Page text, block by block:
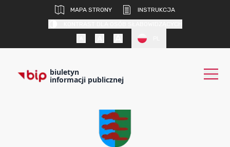
MAPA STRONY
INSTRUKCJA
biuletyn
informacji publicznej